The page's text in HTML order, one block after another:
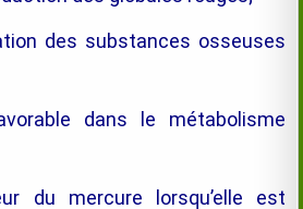
des substances osseuses
dans le métabolisme
du mercure lorsqu’elle est